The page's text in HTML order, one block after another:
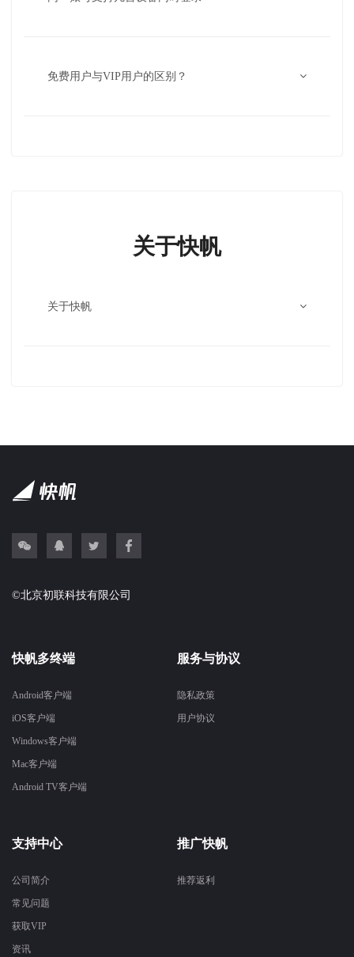
免费用户与VIP用户的区别？
关于快帆
关于快帆
©北京初联科技有限公司
快帆多终端
Android客户端
iOS客户端
Windows客户端
Mac客户端
Android TV客户端
服务与协议
隐私政策
用户协议
支持中心
公司简介
常见问题
获取VIP
资讯
推广快帆
推荐返利